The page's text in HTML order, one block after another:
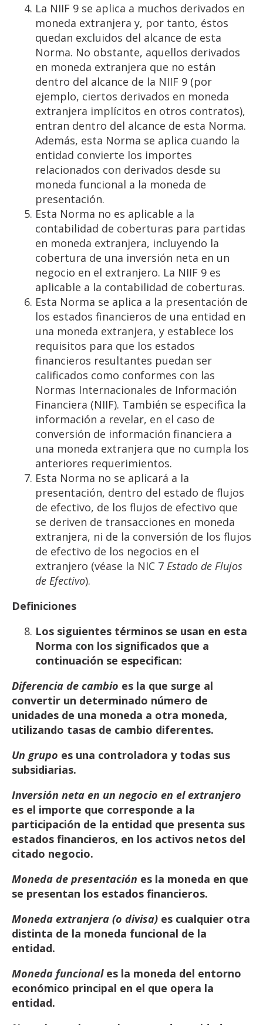
La NIIF 9 se aplica a muchos derivados en
moneda extranjera y, por tanto, éstos
quedan excluidos del alcance de esta
Norma. No obstante, aquellos derivados
en moneda extranjera que no están
dentro del alcance de la NIIF 9 (por
ejemplo, ciertos derivados en moneda
extranjera implícitos en otros contratos),
entran dentro del alcance de esta Norma.
Además, esta Norma se aplica cuando la
entidad convierte los importes
relacionados con derivados desde su
moneda funcional a la moneda de
presentación.
Esta Norma no es aplicable a la
contabilidad de coberturas para partidas
en moneda extranjera, incluyendo la
cobertura de una inversión neta en un
negocio en el extranjero. La NIIF 9 es
aplicable a la contabilidad de coberturas.
Esta Norma se aplica a la presentación de
los estados financieros de una entidad en
una moneda extranjera, y establece los
requisitos para que los estados
financieros resultantes puedan ser
calificados como conformes con las
Normas Internacionales de Información
Financiera (NIIF). También se especifica la
información a revelar, en el caso de
conversión de información financiera a
una moneda extranjera que no cumpla los
anteriores requerimientos.
Esta Norma no se aplicará a la
presentación, dentro del estado de flujos
de efectivo, de los flujos de efectivo que
se deriven de transacciones en moneda
extranjera, ni de la conversión de los flujos
de efectivo de los negocios en el
extranjero (véase la NIC 7 Estado de Flujos
de Efectivo).
Definiciones
Los siguientes términos se usan en esta
Norma con los significados que a
continuación se especifican:
Diferencia de cambio es la que surge al
convertir un determinado número de
unidades de una moneda a otra moneda,
utilizando tasas de cambio diferentes.
Un grupo es una controladora y todas sus
subsidiarias.
Inversión neta en un negocio en el extranjero
es el importe que corresponde a la
participación de la entidad que presenta sus
estados financieros, en los activos netos del
citado negocio.
Moneda de presentación es la moneda en que
se presentan los estados financieros.
Moneda extranjera (o divisa) es cualquier otra
distinta de la moneda funcional de la
entidad.
Moneda funcional es la moneda del entorno
económico principal en el que opera la
entidad.